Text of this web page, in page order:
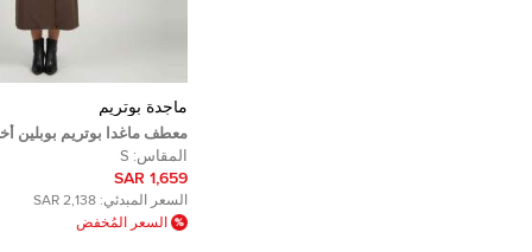
ماجدة بوتريم
معطف ماغدا بوتريم بوبلين
طويلة مقاس صغير
المقاس: S
1,659 SAR
السعر المبدئي: 2,138 SAR
السعر المُخفض